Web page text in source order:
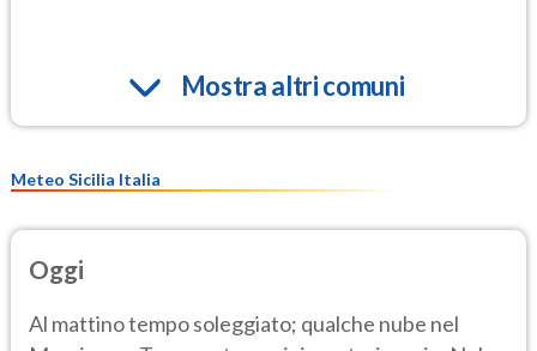
Mostra altri comuni
Meteo Sicilia Italia
Oggi
Al mattino tempo soleggiato; qualche nube nel